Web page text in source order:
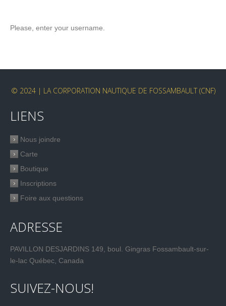
Please, enter your username.
© 2024 | LA CORPORATION NAUTIQUE DE FOSSAMBAULT (CNF)
LIENS
Nous joindre
Carte
Boutique
Inscriptions
Foire aux questions
ADRESSE
PAVILLON DESJARDINS 149, boul. Gingras Fossambault-sur-
le-lac Québec, Canada
SUIVEZ-NOUS!